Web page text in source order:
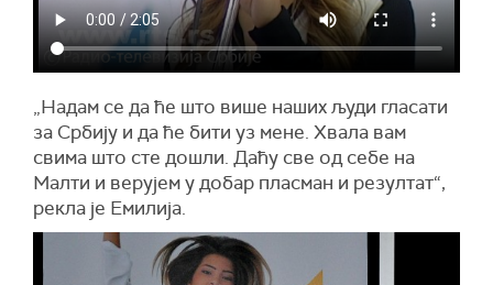
„Надам се да ће што више наших људи гласати
за Србију и да ће бити уз мене. Хвала вам
свима што сте дошли. Даћу све од себе на
Малти и верујем у добар пласман и резултат“,
рекла је Емилија.